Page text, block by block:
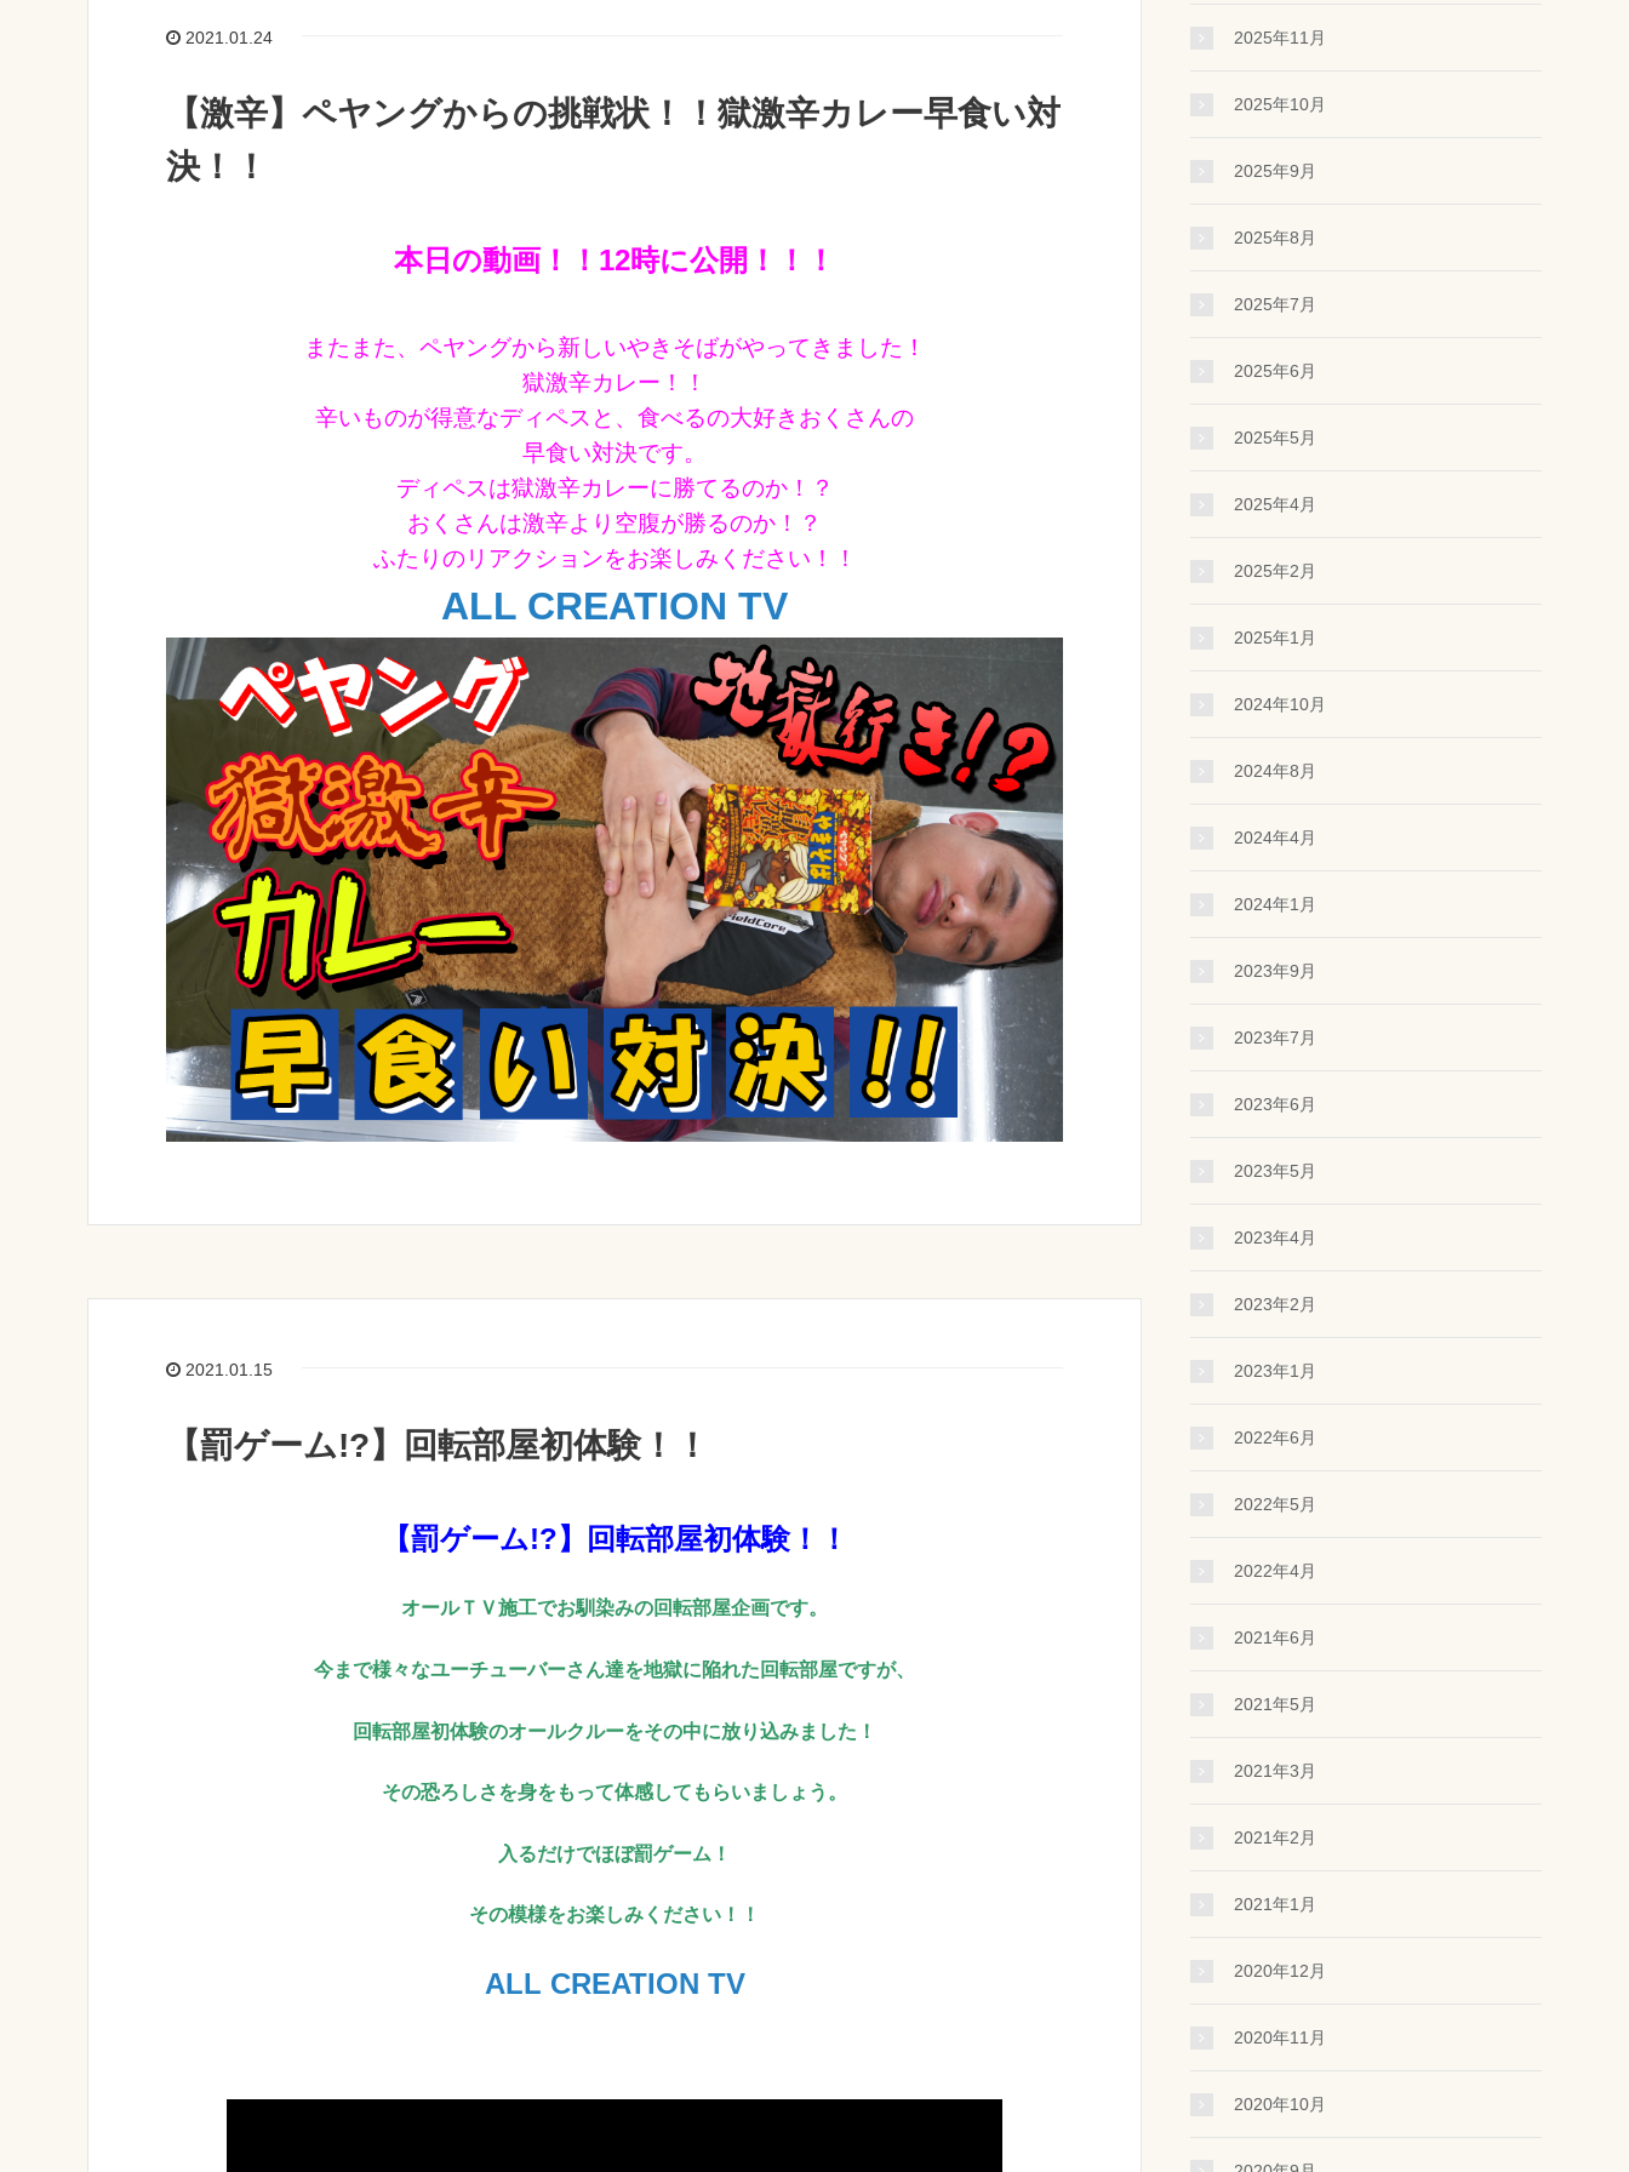
2021.01.24
【激辛】ペヤングからの挑戦状！！獄激辛カレー早食い対
決！！
本日の動画！！12時に公開！！！
またまた、ペヤングから新しいやきそばがやってきました！
獄激辛カレー！！
辛いものが得意なディペスと、食べるの大好きおくさんの
早食い対決です。
ディペスは獄激辛カレーに勝てるのか！？
おくさんは激辛より空腹が勝るのか！？
ふたりのリアクションをお楽しみください！！
ALL CREATION TV
2021.01.15
【罰ゲーム!?】回転部屋初体験！！
【罰ゲーム!?】回転部屋初体験！！
オールＴＶ施工でお馴染みの回転部屋企画です。
今まで様々なユーチューバーさん達を地獄に陥れた回転部屋ですが、
回転部屋初体験のオールクルーをその中に放り込みました！
その恐ろしさを身をもって体感してもらいましょう。
入るだけでほぼ罰ゲーム！
その模様をお楽しみください！！
ALL CREATION TV
2025年11月
2025年10月
2025年9月
2025年8月
2025年7月
2025年6月
2025年5月
2025年4月
2025年2月
2025年1月
2024年10月
2024年8月
2024年4月
2024年1月
2023年9月
2023年7月
2023年6月
2023年5月
2023年4月
2023年2月
2023年1月
2022年6月
2022年5月
2022年4月
2021年6月
2021年5月
2021年3月
2021年2月
2021年1月
2020年12月
2020年11月
2020年10月